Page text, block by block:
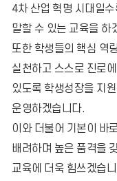
4차 산업 혁명 시대일
말할 수 있는 교육을 하
또한 학생들의 핵심 역
실천하고 스스로 진로
있도록 학생성장을 지
운영하겠습니다.
이와 더불어 기본이 바
배려하며 높은 품격을
교육에 더욱 힘쓰겠습